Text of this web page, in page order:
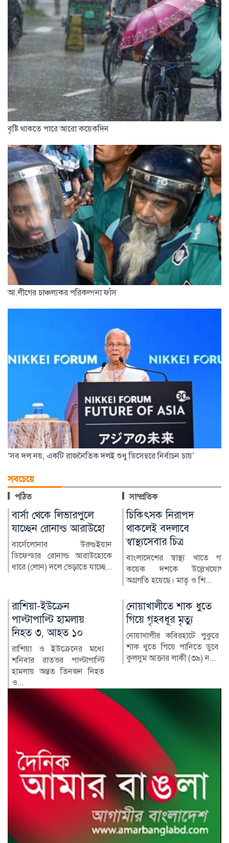
বৃষ্টি থাকতে পারে আরো কয়েকদিন
আ.লীগের চাঞ্চল্যকর পরিকল্পনা ফাঁস
‘সব দল নয়, একটি রাজনৈতিক দলই শুধু ডিসেম্বরে নির্বাচন চায়’
সবচেয়ে
পঠিত সাম্প্রতিক
চিকিৎসক নিরাপদ
থাকলেই বদলাবে
স্বাস্থ্যসেবার চিত্র
বাংলাদেশের স্বাস্থ্য খাতে গত
কয়েক দশকে উল্লেখযোগ্য
প্রস্তুতি ম্যাচে অস্ট্রেলিয়ার
কাছে হার বাংলাদেশের
অস্ট্রেলিয়ার বিপক্ষে দুই টেস্টের
সিরিজ শুরুর আগে প্রস্তুতি ম্যাচে
বড় ধাক্কা খ...
নোয়াখালীতে শাক ধুতে
গিয়ে গৃহবধূর মৃত্যু
নোয়াখালীর কবিরহাটে পুকুরে
শাক ধুতে গিয়ে পানিতে ডুবে
কুলসুম আক্তার লাকী (৩৯) ন...
মুন্সীগঞ্জে ৮০ পিস
ইয়াবাসহ চারজন গ্রেপ্তার
মুন্সীগঞ্জে মাদকবিরোধী
অভিযানে ৮০ পিস ইয়াবাসহ
চারজনকে গ্রেপ্তার করেছে জেলা